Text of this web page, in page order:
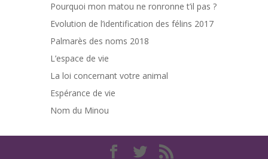
Pourquoi mon matou ne ronronne t’il pas ?
Evolution de l’identification des félins 2017
Palmarès des noms 2018
L’espace de vie
La loi concernant votre animal
Espérance de vie
Nom du Minou